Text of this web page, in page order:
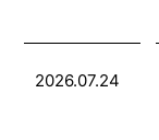
2026.07.24